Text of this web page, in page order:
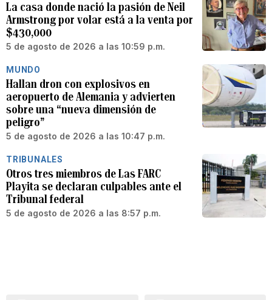
La casa donde nació la pasión de Neil
Armstrong por volar está a la venta por
$430,000
5 de agosto de 2026 a las 10:59 p.m.
MUNDO
Hallan dron con explosivos en
aeropuerto de Alemania y advierten
sobre una “nueva dimensión de
peligro”
5 de agosto de 2026 a las 10:47 p.m.
TRIBUNALES
Otros tres miembros de Las FARC
Playita se declaran culpables ante el
Tribunal federal
5 de agosto de 2026 a las 8:57 p.m.